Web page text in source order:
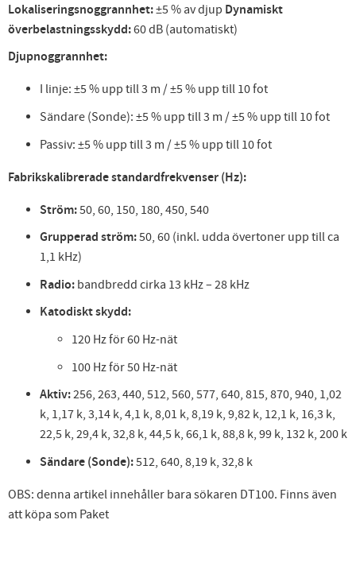
Lokaliseringsnoggrannhet:±5 % av djup Dynamiskt
överbelastningsskydd:60 dB (automatiskt)
Djupnoggrannhet:
I linje: ±5 % upp till 3 m / ±5 % upp till 10 fot
Sändare (Sonde): ±5 % upp till 3 m / ±5 % upp till 10 fot
Passiv: ±5 % upp till 3 m / ±5 % upp till 10 fot
Fabrikskalibrerade standardfrekvenser (Hz):
Ström:50, 60, 150, 180, 450, 540
Grupperad ström:50, 60 (inkl. udda övertoner upp till ca
1,1 kHz)
Radio: bandbredd cirka 13 kHz – 28 kHz
Katodiskt skydd:
120 Hz för 60 Hz-nät
100 Hz för 50 Hz-nät
Aktiv:256, 263, 440, 512, 560, 577, 640, 815, 870, 940, 1,02
k, 1,17 k, 3,14 k, 4,1 k, 8,01 k, 8,19 k, 9,82 k, 12,1 k, 16,3 k,
22,5 k, 29,4 k, 32,8 k, 44,5 k, 66,1 k, 88,8 k, 99 k, 132 k, 200 k
Sändare (Sonde):512, 640, 8,19 k, 32,8 k
OBS: denna artikel innehåller bara sökaren DT100. Finns även
att köpa som Paket